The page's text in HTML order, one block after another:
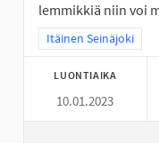
lemmikkiä niin voi
Rajaa tulokset
Itäinen Seinäjoki
LUONTIAIKA
10.01.2023